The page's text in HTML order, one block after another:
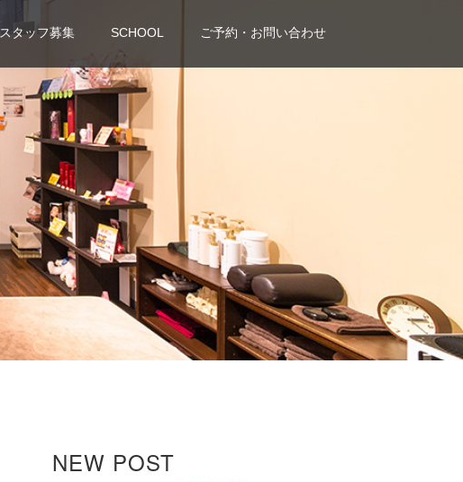
スタッフ募集 SCHOOL ご予約・お問い合わせ
NEW POST